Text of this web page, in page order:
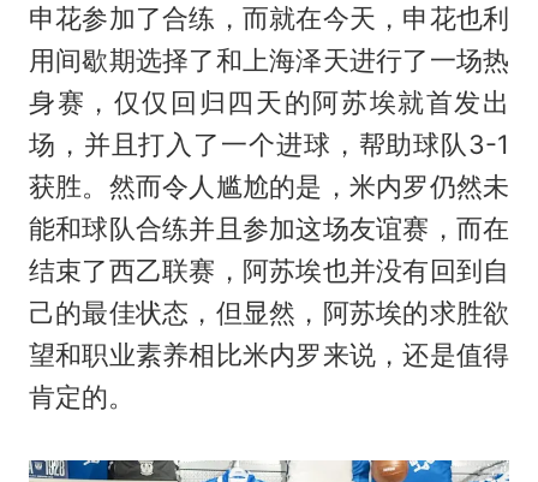
申花参加了合练，而就在今天，申花也利
用间歇期选择了和上海泽天进行了一场热
身赛，仅仅回归四天的阿苏埃就首发出
场，并且打入了一个进球，帮助球队3-1
获胜。然而令人尴尬的是，米内罗仍然未
能和球队合练并且参加这场友谊赛，而在
结束了西乙联赛，阿苏埃也并没有回到自
己的最佳状态，但显然，阿苏埃的求胜欲
望和职业素养相比米内罗来说，还是值得
肯定的。